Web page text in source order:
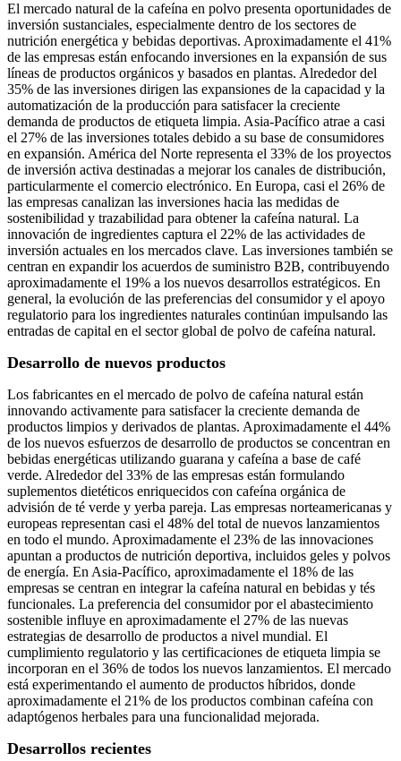
El mercado natural de la cafeína en polvo presenta oportunidades de
inversión sustanciales, especialmente dentro de los sectores de
nutrición energética y bebidas deportivas. Aproximadamente el 41%
de las empresas están enfocando inversiones en la expansión de sus
líneas de productos orgánicos y basados en plantas. Alrededor del
35% de las inversiones dirigen las expansiones de la capacidad y la
automatización de la producción para satisfacer la creciente
demanda de productos de etiqueta limpia. Asia-Pacífico atrae a casi
el 27% de las inversiones totales debido a su base de consumidores
en expansión. América del Norte representa el 33% de los proyectos
de inversión activa destinadas a mejorar los canales de distribución,
particularmente el comercio electrónico. En Europa, casi el 26% de
las empresas canalizan las inversiones hacia las medidas de
sostenibilidad y trazabilidad para obtener la cafeína natural. La
innovación de ingredientes captura el 22% de las actividades de
inversión actuales en los mercados clave. Las inversiones también se
centran en expandir los acuerdos de suministro B2B, contribuyendo
aproximadamente el 19% a los nuevos desarrollos estratégicos. En
general, la evolución de las preferencias del consumidor y el apoyo
regulatorio para los ingredientes naturales continúan impulsando las
entradas de capital en el sector global de polvo de cafeína natural.
Desarrollo de nuevos productos
Los fabricantes en el mercado de polvo de cafeína natural están
innovando activamente para satisfacer la creciente demanda de
productos limpios y derivados de plantas. Aproximadamente el 44%
de los nuevos esfuerzos de desarrollo de productos se concentran en
bebidas energéticas utilizando guarana y cafeína a base de café
verde. Alrededor del 33% de las empresas están formulando
suplementos dietéticos enriquecidos con cafeína orgánica de
advisión de té verde y yerba pareja. Las empresas norteamericanas y
europeas representan casi el 48% del total de nuevos lanzamientos
en todo el mundo. Aproximadamente el 23% de las innovaciones
apuntan a productos de nutrición deportiva, incluidos geles y polvos
de energía. En Asia-Pacífico, aproximadamente el 18% de las
empresas se centran en integrar la cafeína natural en bebidas y tés
funcionales. La preferencia del consumidor por el abastecimiento
sostenible influye en aproximadamente el 27% de las nuevas
estrategias de desarrollo de productos a nivel mundial. El
cumplimiento regulatorio y las certificaciones de etiqueta limpia se
incorporan en el 36% de todos los nuevos lanzamientos. El mercado
está experimentando el aumento de productos híbridos, donde
aproximadamente el 21% de los productos combinan cafeína con
adaptógenos herbales para una funcionalidad mejorada.
Desarrollos recientes